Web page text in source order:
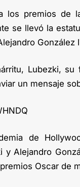
los premios de
se llevó la
González
Lubezki,
un mensaje
de
y Alejandro
Oscar de